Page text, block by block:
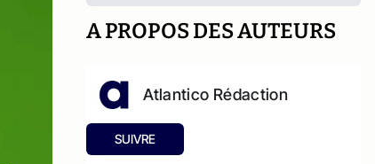
A PROPOS DES AUTEURS
Atlantico Rédaction
SUIVRE